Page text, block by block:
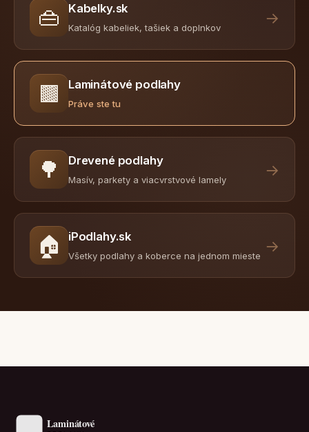
👜 Kabelky.sk
Katalóg kabeliek, tašiek a doplnkov
→
🟫 Laminátové podlahy
Práve ste tu
🌳 Drevené podlahy
Masív, parkety a viacvrstvové lamely
→
🏠 iPodlahy.sk
Všetky podlahy a koberce na jednom mieste
→